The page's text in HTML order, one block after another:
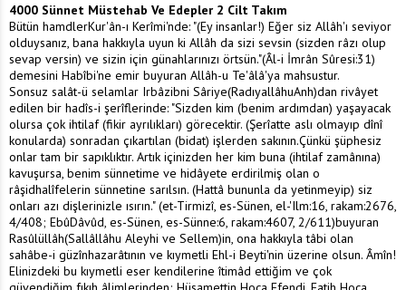
4000 Sünnet Müstehab Ve Edepler 2 Cilt Takım
Bütün hamdlerKur'ân-ı Kerîmi'nde: "(Ey insanlar!) Eğer siz Allâh'ı seviyor
olduysanız, bana hakkıyla uyun ki Allâh da sizi sevsin (sizden râzı olup
sevap versin) ve sizin için günahlarınızı örtsün."(Âl-i İmrân Sûresi:31)
demesini Habîbi'ne emir buyuran Allâh-u Te'âlâ'ya mahsustur.
Sonsuz salât-ü selamlar Irbâzibni Sâriye(RadıyallâhuAnh)dan rivâyet
edilen bir hadîs-i şerîflerinde: "Sizden kim (benim ardımdan) yaşayacak
olursa çok ihtilaf (fikir ayrılıkları) görecektir. (Şerîatte aslı olmayıp dînî
konularda) sonradan çıkartılan (bidat) işlerden sakının.Çünkü şüphesiz
onlar tam bir sapıklıktır. Artık içinizden her kim buna (ihtilaf zamânına)
kavuşursa, benim sünnetime ve hidâyete erdirilmiş olan o
râşidhalîfelerin sünnetine sarılsın. (Hattâ bununla da yetinmeyip) siz
onları azı dişlerinizle ısırın." (et-Tirmizî, es-Sünen, el-'Ilm:16, rakam:2676,
4/408; EbûDâvûd, es-Sünen, es-Sünne:6, rakam:4607, 2/611)buyuran
Rasûlüllâh(Sallâllâhu Aleyhi ve Sellem)in, ona hakkıyla tâbi olan
sahâbe-i güzînhazarâtının ve kıymetli Ehl-i Beyti'nin üzerine olsun. Âmîn!
Elinizdeki bu kıymetli eser kendilerine îtimâd ettiğim ve çok